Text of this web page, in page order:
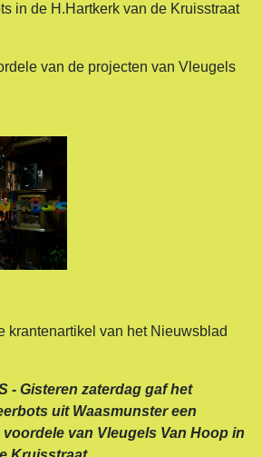
in de H.Hartkerk van de Kruisstraat
van de projecten van Vleugels
krantenartikel van het Nieuwsblad
- Gisteren zaterdag gaf het
uit Waasmunster een
van Vleugels Van Hoop in